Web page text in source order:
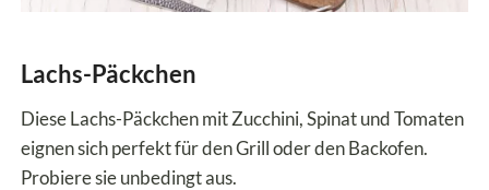
Lachs-Päckchen
Diese Lachs-Päckchen mit Zucchini, Spinat und Tomaten
eignen sich perfekt für den Grill oder den Backofen.
Probiere sie unbedingt aus.